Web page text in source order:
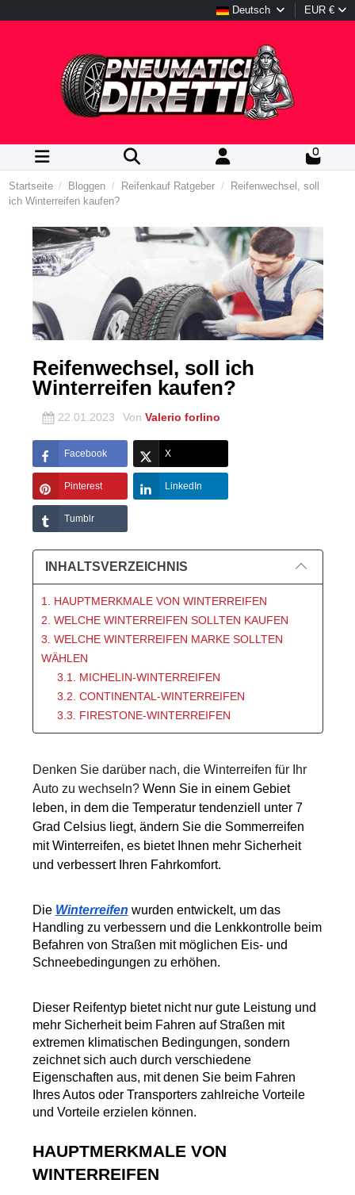
Deutsch EUR €
0
Startseite Bloggen Reifenkauf Ratgeber
Reifenwechsel, soll
ich Winterreifen kaufen?
Reifenwechsel, soll ich
Winterreifen kaufen?
22.01.2023 Von Valerio forlino
Facebook X
Pinterest LinkedIn
Tumblr
INHALTSVERZEICHNIS
1. HAUPTMERKMALE VON WINTERREIFEN
2. WELCHE WINTERREIFEN SOLLTEN KAUFEN
3. WELCHE WINTERREIFEN MARKE SOLLTEN
WÄHLEN
3.1. MICHELIN-WINTERREIFEN
3.2. CONTINENTAL-WINTERREIFEN
3.3. FIRESTONE-WINTERREIFEN
Denken Sie darüber nach, die Winterreifen für Ihr
Auto zu wechseln? Wenn Sie in einem Gebiet
leben, in dem die Temperatur tendenziell unter 7
Grad Celsius liegt, ändern Sie die Sommerreifen
mit Winterreifen, es bietet Ihnen mehr Sicherheit
und verbessert Ihren Fahrkomfort.
Die Winterreifen wurden entwickelt, um das
Handling zu verbessern und die Lenkkontrolle beim
Befahren von Straßen mit möglichen Eis- und
Schneebedingungen zu erhöhen.
Dieser Reifentyp bietet nicht nur gute Leistung und
mehr Sicherheit beim Fahren auf Straßen mit
extremen klimatischen Bedingungen, sondern
zeichnet sich auch durch verschiedene
Eigenschaften aus, mit denen Sie beim Fahren
Ihres Autos oder Transporters zahlreiche Vorteile
und Vorteile erzielen können.
HAUPTMERKMALE VON
WINTERREIFEN